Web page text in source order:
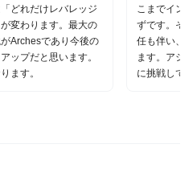
どれだけレバレッジ
変わります。最大の
Archesであり今後の
ップだと思います。
ます。
こまでイン
ずです。そ
任も伴い、
ます。アシ
に挑戦して